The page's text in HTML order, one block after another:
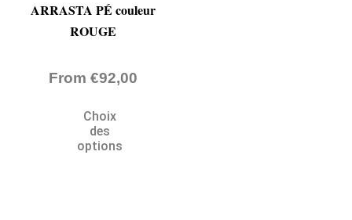
ARRASTA PÉ couleur
ROUGE
From €92,00
Choix
des
options